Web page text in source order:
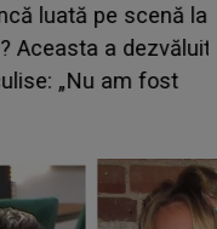
luată pe scenă la
Aceasta a dezvăluit
„Nu am fost